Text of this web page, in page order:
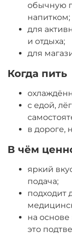
обычную
напитком;
для
и отдыха;
для
Когда пить
с едой,
в дороге,
В чём
яркий
подача;
подходит
на основе
это